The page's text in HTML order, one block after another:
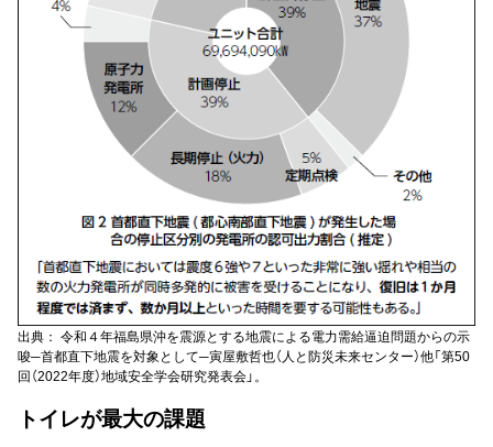
出典： 令和４年福島県沖を震源とする地震による電力需給逼迫問題からの示
唆─首都直下地震を対象として─寅屋敷哲也（人と防災未来センター）他「第50
回（2022年度）地域安全学会研究発表会」。
トイレが最大の課題